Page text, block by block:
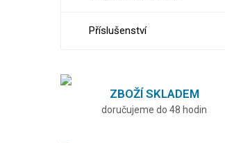
Příslušenství
ZBOŽÍ SKLADEM
doručujeme do 48 hodin